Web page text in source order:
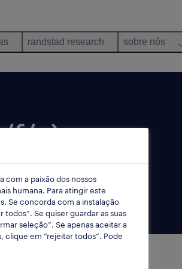
randstad research sobre nós
f/x).
com a paixão dos nossos
humana. Para atingir este
Se concorda com a instalação
Se quiser guardar as suas
seleção”. Se apenas aceitar a
clique em “rejeitar todos”. Pode